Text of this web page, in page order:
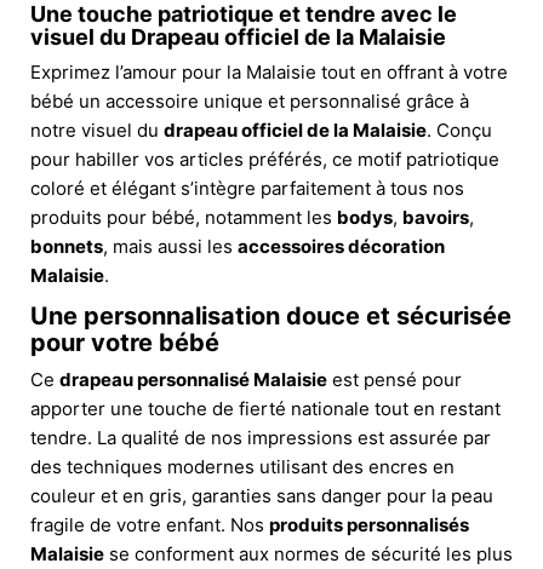
Une touche patriotique et tendre avec le
visuel du Drapeau officiel de la Malaisie
Exprimez l’amour pour la Malaisie tout en offrant à votre
bébé un accessoire unique et personnalisé grâce à
notre visuel du drapeau officiel de la Malaisie. Conçu
pour habiller vos articles préférés, ce motif patriotique
coloré et élégant s’intègre parfaitement à tous nos
produits pour bébé, notamment les bodys, bavoirs,
bonnets, mais aussi les accessoires décoration
Malaisie.
Une personnalisation douce et sécurisée
pour votre bébé
Ce drapeau personnalisé Malaisie est pensé pour
apporter une touche de fierté nationale tout en restant
tendre. La qualité de nos impressions est assurée par
des techniques modernes utilisant des encres en
couleur et en gris, garanties sans danger pour la peau
fragile de votre enfant. Nos produits personnalisés
Malaisie se conforment aux normes de sécurité les plus